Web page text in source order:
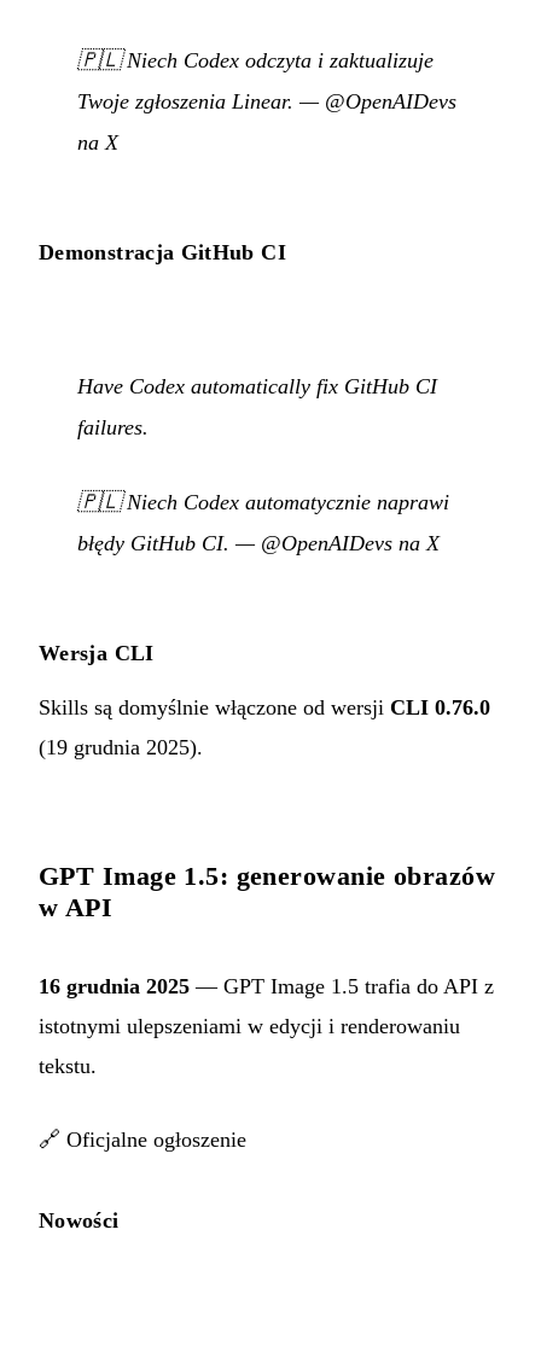
🇵🇱Niech Codex odczyta i zaktualizuje
Twoje zgłoszenia Linear. — @OpenAIDevs
na X
Demonstracja GitHub CI
Have Codex automatically fix GitHub CI
failures.
🇵🇱Niech Codex automatycznie naprawi
błędy GitHub CI. — @OpenAIDevs na X
Wersja CLI
Skills są domyślnie włączone od wersji CLI 0.76.0
(19 grudnia 2025).
GPT Image 1.5: generowanie obrazów
w API
16 grudnia 2025 — GPT Image 1.5 trafia do API z
istotnymi ulepszeniami w edycji i renderowaniu
tekstu.
🔗 Oficjalne ogłoszenie
Nowości